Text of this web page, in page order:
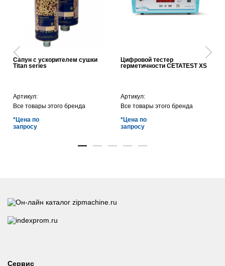
Сапун с ускорителем сушки
Titan series
Артикул:
Все товары этого бренда
*Цена по
запросу
Цифровой тестер
герметичности CETATEST XS
Артикул:
Все товары этого бренда
*Цена по
запросу
Сервис